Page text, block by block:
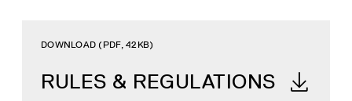
RULES & REGULATIONS
DOWNLOAD (PDF, 42KB)